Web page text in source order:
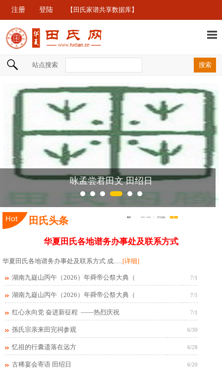
注册 登陆 【田氏家谱共享数据库】
站点搜索
咏孟尝君田文 田绍日
田氏头条
华夏田氏各地谱务办事处及联系方式
华夏田氏各地谱务办事处及联系方式 成......[详细]
湖南九嶷山丙午（2026）年舜帝公祭大典（ 7/1
湖南九嶷山丙午（2026）年舜帝公祭大典（ 7/1
红心永向党 奋进新征程 ——热烈庆祝 7/1
孫氏宗亲来田完祠参观 6/30
忆祖的行囊遗落在远方 6/28
古稀宴会寄语 田绍日 6/20